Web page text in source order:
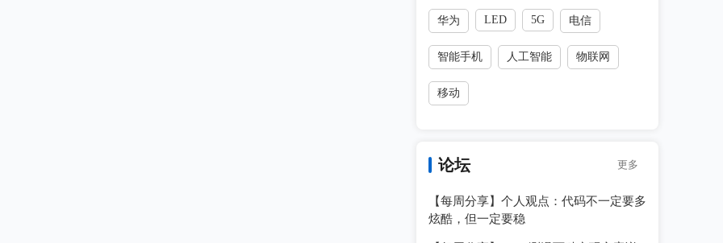
华为 LED 5G 电信
智能手机 人工智能 物联网
移动
论坛 更多
【每周分享】个人观点：代码不一定要多
炫酷，但一定要稳